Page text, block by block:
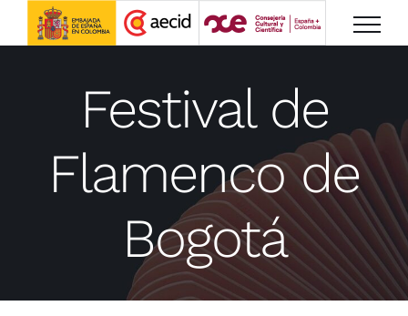
Saltar
Festival de
Flamenco de
Bogotá